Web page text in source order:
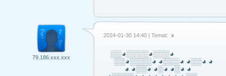
79.186.xxx.xxx
2024-01-30 14:40 | Temat: x
░░◕░░░░◕░░░◕
░░◕░░░░◕ ◕░░░◕ ◕░░◕ ◕
◕ ◕░░◕ ◕░◕ ◕░◕ ◕